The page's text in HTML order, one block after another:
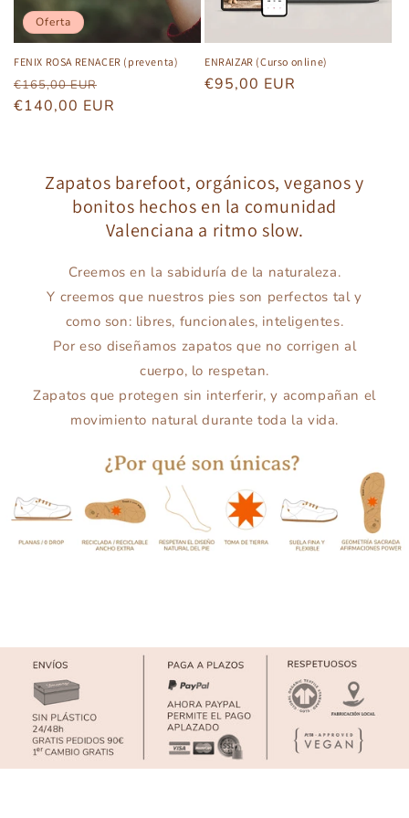
Oferta
FENIX ROSA RENACER (preventa)
Precio
habitual
€165,00 EUR
de
€140,00 EUR
ENRAIZAR (Curso online)
Precio
€95,00 EUR
Zapatos barefoot, orgánicos, veganos y
bonitos hechos en la comunidad
Valenciana a ritmo slow.
Creemos en la sabiduría de la naturaleza.
Y creemos que nuestros pies son perfectos tal y
como son: libres, funcionales, inteligentes.
Por eso diseñamos zapatos que no corrigen al
cuerpo, lo respetan.
Zapatos que protegen sin interferir, y acompañan el
movimiento natural durante toda la vida.